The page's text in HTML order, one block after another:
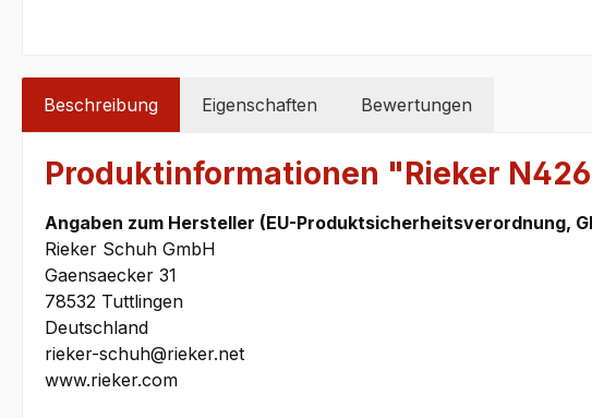
Beschreibung Eigenschaften Bewertungen
Produktinformationen "Rieker
Angaben zum Hersteller (EU-Produktsicherheitsverordnung,
Rieker Schuh GmbH
Gaensaecker 31
78532 Tuttlingen
Deutschland
rieker-schuh@rieker.net
www.rieker.com